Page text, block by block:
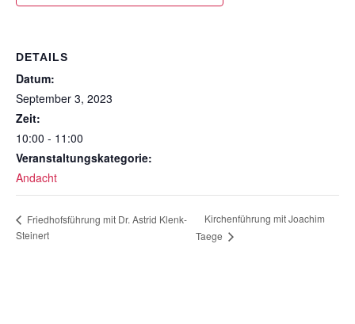
DETAILS
Datum:
September 3, 2023
Zeit:
10:00 - 11:00
Veranstaltungskategorie:
Andacht
Friedhofsführung mit Dr. Astrid Klenk-
Steinert
Kirchenführung mit Joachim
Taege